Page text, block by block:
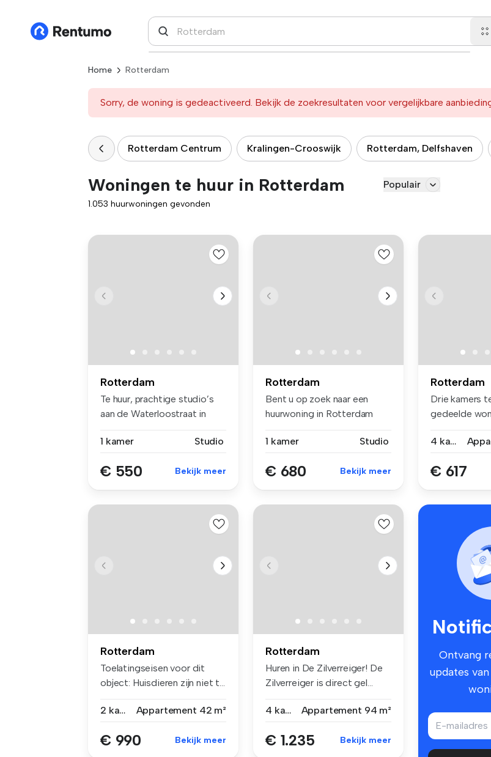
Home Rotterdam
Sorry, de woning is gedeactiveerd. Bekijk de zoekresultaten voor vergelijkbare
Rotterdam Centrum Kralingen-Crooswijk Rotterdam, Delfshaven
Woningen te huur in Rotterdam Populair
1.053 huurwoningen gevonden
Rotterdam
Te huur, prachtige studio’s
aan de Waterloostraat in
1 kamer
Studio
€ 550 Bekijk meer
Rotterdam
Bent u op zoek naar een
huurwoning in Rotterdam
1 kamer
Studio
€ 680 Bekijk meer
Rotterdam
Drie kamers
gedeelde
4 kamers
€ 617
Rotterdam
Toelatingseisen voor dit
object: Huisdieren zijn niet t...
2 kamers Appartement 42 m²
€ 990 Bekijk meer
Rotterdam
Huren in De Zilverreiger! De
Zilverreiger is direct gel...
4 kamers Appartement 94 m²
€ 1.235 Bekijk meer
Ontvang
updates